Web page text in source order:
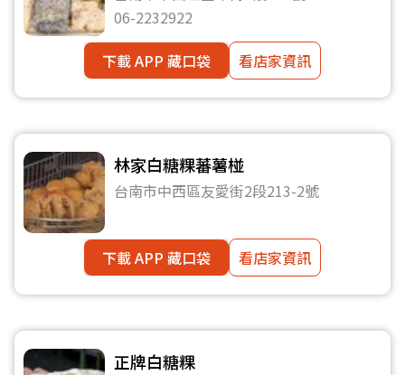
06-2232922
下載 APP 藏口袋
看店家資訊
林家白糖粿蕃薯椪
台南市中西區友愛街2段213-2號
下載 APP 藏口袋 看店家資訊
正牌白糖粿